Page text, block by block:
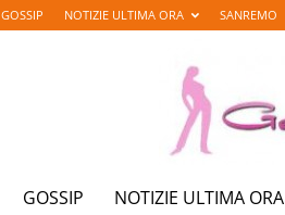
GOSSIP NOTIZIE ULTIMA ORA SANREMO
GOSSIP NOTIZIE ULTIMA ORA